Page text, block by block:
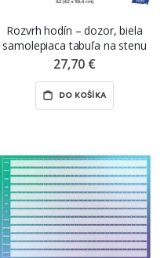
Rozvrh hodín – dozor, biela
samolepiaca tabuľa na stenu
ŠEVT FERO, A2, 59,4 x 42 cm
27,70 €
DO KOŠÍKA